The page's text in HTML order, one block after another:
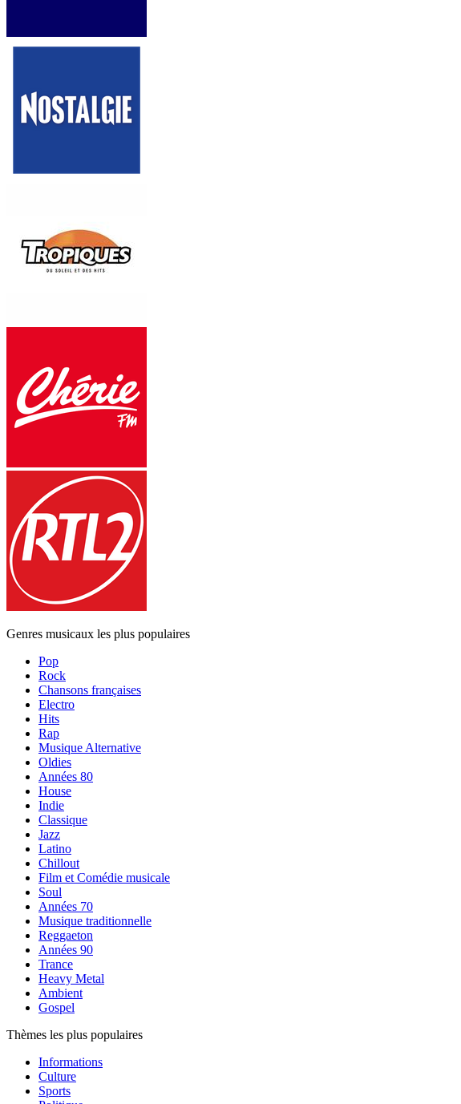
Genres musicaux les plus populaires
Pop
Rock
Chansons françaises
Electro
Hits
Rap
Musique Alternative
Oldies
Années 80
House
Indie
Classique
Jazz
Latino
Chillout
Film et Comédie musicale
Soul
Années 70
Musique traditionnelle
Reggaeton
Années 90
Trance
Heavy Metal
Ambient
Gospel
Thèmes les plus populaires
Informations
Culture
Sports